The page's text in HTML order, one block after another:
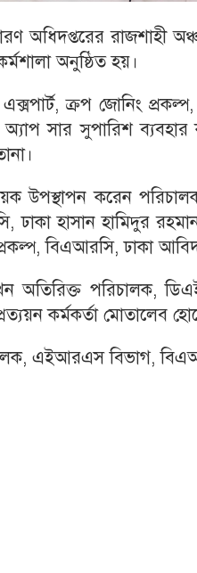
অধিদপ্তরের রাজশাহী
অনুষ্ঠিত হয়।
ক্রপ জোনিং
সার সুপারিশ ব্যবহার
উপস্থাপন করেন
হাসান হামিদুর
বিএআরসি, ঢাকা
অতিরিক্ত পরিচালক,
কর্মকর্তা মোতালেব
এইআরএস বিভাগ,